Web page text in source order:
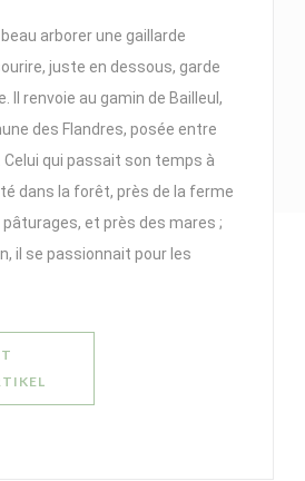
arborer une gaillarde
juste en dessous, garde
Il renvoie au gamin de Bailleul,
des Flandres, posée entre
Celui qui passait son temps à
dans la forêt, près de la ferme
et près des mares ;
il se passionnait pour les